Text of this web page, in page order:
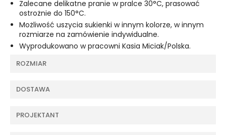
Zalecane delikatne pranie w pralce 30°C, prasować
ostrożnie do 150°C.
Możliwość uszycia sukienki w innym kolorze, w innym
rozmiarze na zamówienie indywidualne.
Wyprodukowano w pracowni Kasia Miciak/Polska.
ROZMIAR
DOSTAWA
PROJEKTANT